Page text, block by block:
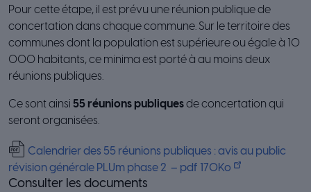
Pour cette étape, il est prévu une réunion publique de
concertation dans chaque commune. Sur le territoire des
communes dont la population est supérieure ou égale à 10
000 habitants, ce minima est porté à au moins deux
réunions publiques.
Ce sont ainsi 55 réunions publiquesde concertation qui
seront organisées.
Calendrier des 55 réunions publiques : avis au public
révision générale PLUm phase 2 – pdf 170Ko
Consulter les documents